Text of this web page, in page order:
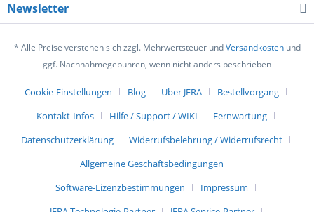
Newsletter
* Alle Preise verstehen sich zzgl. Mehrwertsteuer undVersandkostenund
ggf. Nachnahmegebühren, wenn nicht anders beschrieben
Cookie-Einstellungen Blog Über JERA
Bestellvorgang
Kontakt-Infos
Hilfe / Support / WIKI
Fernwartung
Datenschutzerklärung
Widerrufsbelehrung / Widerrufsrecht
Allgemeine Geschäftsbedingungen
Software-Lizenzbestimmungen
Impressum